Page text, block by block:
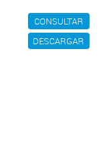
CONSULTAR
DESCARGAR